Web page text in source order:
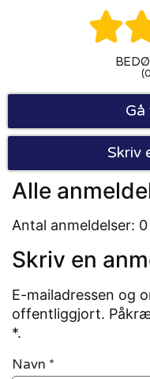

Gå
Skriv
Alle
Antal anmeldelser: 0
Skriv en
E-mailadressen og
offentliggjort.
*.
Navn *